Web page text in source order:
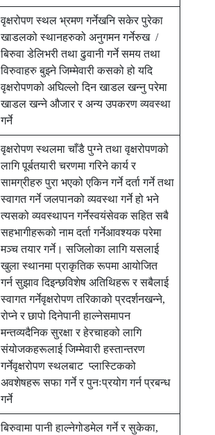
वृक्षरोपण स्थल भ्रमण गर्नेखनि सकेर पुरेका
खाडलको स्थानहरुको अनुगमन गर्नेरुख /
बिरुवा डेलिभरी तथा ढुवानी गर्ने समय तथा
विरुवाहरु बुझ्ने जिम्मेवारी कसको हो यदि
वृक्षरोपणको अघिल्लो दिन खाडल खन्नु परेमा
खाडल खन्ने औजार र अन्य उपकरण व्यवस्था
गर्ने
वृक्षरोपण स्थलमा चाँडै पुग्ने तथा वृक्षरोपणको
लागि पूर्बतयारी चरणमा गरिने कार्य र
सामग्रीहरु पुरा भएको एकिन गर्ने दर्ता गर्ने तथा
स्वागत गर्ने जलपानको व्यवस्था गर्ने हो भने
त्यसको व्यवस्थापन गर्नेस्वयंसेवक सहित सबै
सहभागीहरूको नाम दर्ता गर्नेआवश्यक परेमा
मञ्च तयार गर्ने। सजिलोका लागि यसलाई
खुला स्थानमा प्राकृतिक रूपमा आयोजित
गर्न सुझाव दिइन्छविशेष अतिथिहरू र सबैलाई
स्वागत गर्नेवृक्षरोपण तरिकाको प्रदर्शनखन्ने,
रोप्ने र छापो दिनेपानी हाल्नेसमापन
मन्तव्यदैनिक सुरक्षा र हेरचाहको लागि
संयोजकहरूलाई जिम्मेवारी हस्तान्तरण
गर्नेवृक्षरोपण स्थलबाट प्लास्टिकको
अवशेषहरू सफा गर्ने र पुनःप्रयोग गर्न प्रबन्ध
गर्ने
बिरुवामा पानी हाल्नेगोडमेल गर्ने र सुकेका,